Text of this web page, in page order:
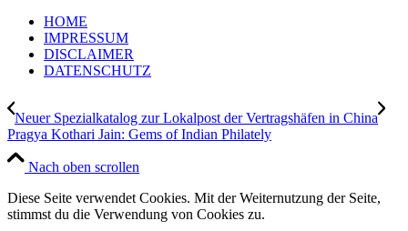
HOME
IMPRESSUM
DISCLAIMER
DATENSCHUTZ
Neuer Spezialkatalog zur Lokalpost der Vertragshäfen in China
Pragya Kothari Jain: Gems of Indian Philately
Nach oben scrollen
Diese Seite verwendet Cookies. Mit der Weiternutzung der Seite,
stimmst du die Verwendung von Cookies zu.